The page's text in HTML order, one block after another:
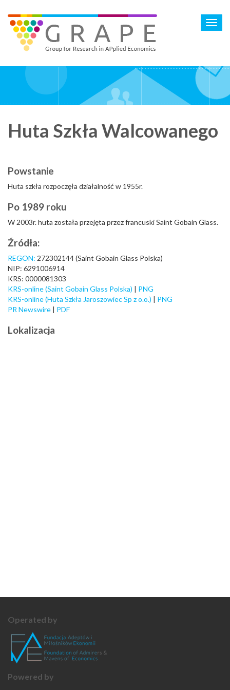
main
content
Huta Szkła Walcowanego
Powstanie
Huta szkła rozpoczęła działalność w 1955r.
Po 1989 roku
W 2003r. huta została przejęta przez francuski Saint Gobain Glass.
Źródła:
REGON: 272302144 (Saint Gobain Glass Polska)
NIP: 6291006914
KRS: 0000081303
KRS-online (Saint Gobain Glass Polska) | PNG
KRS-online (Huta Szkła Jaroszowiec Sp z o.o.) | PNG
PR Newswire | PDF
Lokalizacja
Operated by
Powered by